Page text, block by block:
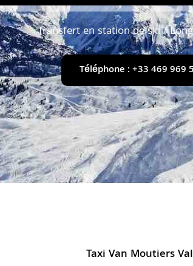
Transfert en station de ski /
Téléphone : +33 469 969
Taxi Van Moutiers